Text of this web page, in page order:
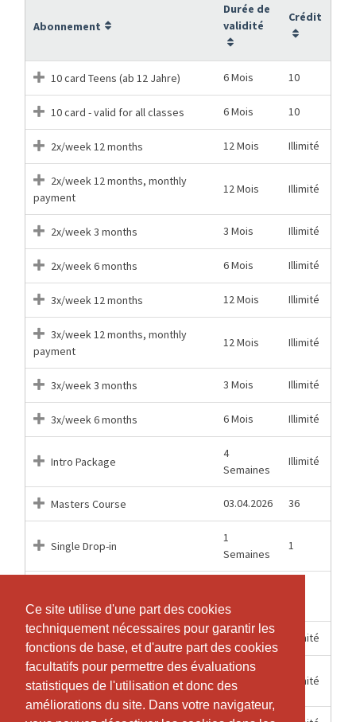
Ce site utilise d'une part des cookies
techniquement nécessaires pour garantir les
fonctions de base, et d'autre part des cookies
facultatifs pour permettre des évaluations
statistiques de l'utilisation et donc des
améliorations du site. Dans votre navigateur,
Ce site utilise d'une part des cookies
techniquement nécessaires pour garantir les
fonctions de base, et d'autre part des cookies
facultatifs pour permettre des évaluations
statistiques de l'utilisation et donc des
améliorations du site. Dans votre navigateur,
Abonnement
Durée de
validité
Crédit
10 card Teens (ab 12 Jahre) 6 Mois 10
10 card - valid for all classes 6 Mois 10
2x/week 12 months 12 Mois Illimité
2x/week 12 months, monthly
payment
12 Mois Illimité
2x/week 3 months 3 Mois Illimité
2x/week 6 months 6 Mois Illimité
3x/week 12 months 12 Mois Illimité
3x/week 12 months, monthly
payment
12 Mois Illimité
3x/week 3 months 3 Mois Illimité
3x/week 6 months 6 Mois Illimité
Intro Package
4
Semaines
Illimité
Masters Course 03.04.2026 36
Single Drop-in
1
Semaines
1
Semaines
Unlimited 12 months 12 Mois Illimité
Unlimited 12 months, monthly
payment
12 Mois Illimité